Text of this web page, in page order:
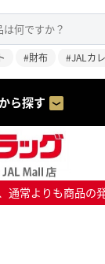
#財布 #JALカ
ら探す
常よりも商品の